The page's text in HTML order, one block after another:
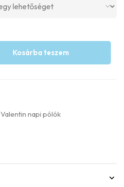
Kosárba teszem
Valentin napi pólók